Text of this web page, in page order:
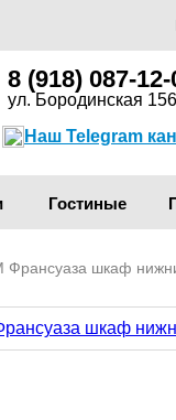
8 (918) 087-12-
ул. Бородинская
Наш Telegram
Гостиные
Франсуаза шкаф